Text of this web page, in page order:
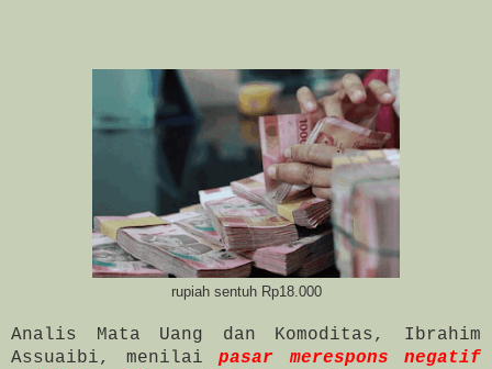
rupiah sentuh Rp18.000
Analis Mata Uang dan Komoditas, Ibrahim
Assuaibi, menilai pasar merespons negatif